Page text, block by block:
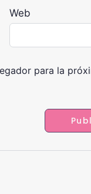
Web
para la